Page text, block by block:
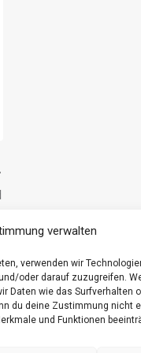
verwalten
verwenden wir
oder darauf zuzugreifen.
Daten wie das Surfverhalten
du deine Zustimmung nicht
und Funktionen